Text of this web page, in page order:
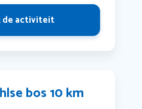
de activiteit
bos 10 km